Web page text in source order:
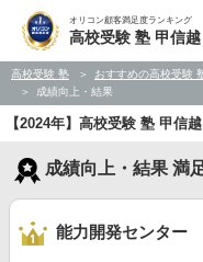
オリコン顧客満足度ランキング
高校受験 塾 甲信
高校受験 塾 おすすめの高校受験
成績向上・結果
【2024年】高校受験 塾 甲信
成績向上・結果 満
能力開発センター